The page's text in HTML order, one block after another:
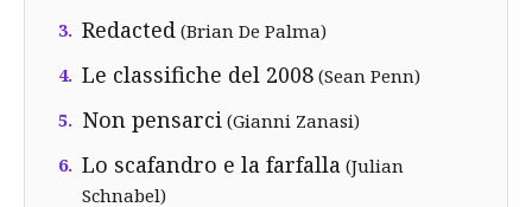
3. Redacted (Brian De Palma)
4. Le classifiche del 2008 (Sean Penn)
5. Non pensarci (Gianni Zanasi)
6. Lo scafandro e la farfalla (Julian
Schnabel)